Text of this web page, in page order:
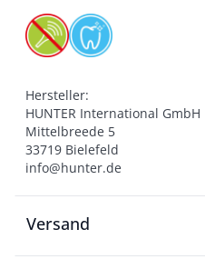
Hersteller:
HUNTER International GmbH
Mittelbreede 5
33719 Bielefeld
info@hunter.de
Versand